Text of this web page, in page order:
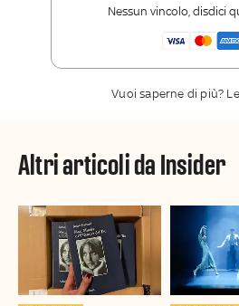
Nessun vincolo, disdici
Vuoi saperne di più?
Altri articoli da Insider